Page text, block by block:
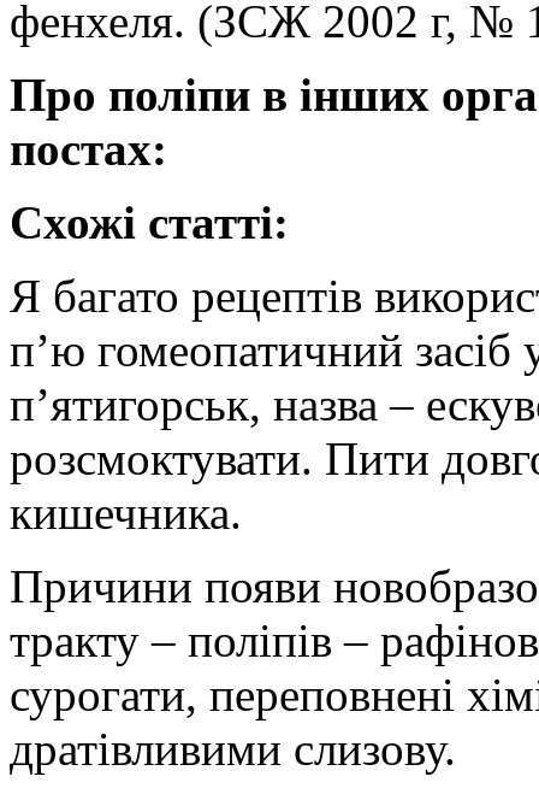
фенхеля. (ЗСЖ 2002 г, №
Про поліпи в інших
постах:
Схожі статті:
Я багато рецептів
п’ю гомеопатичний засіб
п’ятигорськ, назва –
розсмоктувати. Пити
кишечника.
Причини появи
тракту – поліпів –
сурогати, переповнені
дратівливими слизову.